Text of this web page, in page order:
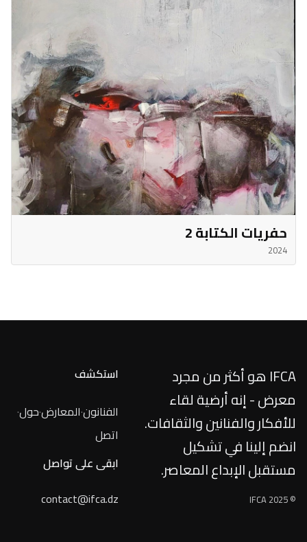
حفريات الكتابة 2
2024
IFCA هو أكثر من مجرد
معرض - إنه أرضية لقاء
للأفكار والفنانين والثقافات.
انضم إلينا في تشكيل
مستقبل الإبداع المعاصر.
© IFCA 2025
استكشف
الفنانون·المعارض·حول·
اتصل
ابقى على تواصل
contact@ifca.dz